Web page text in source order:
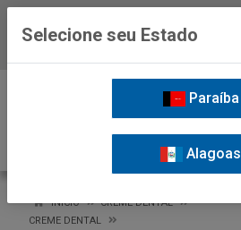
INÍCIO
CREME DENTAL
CREME DENTAL
Selecione seu Estado
Paraíba
Alagoas